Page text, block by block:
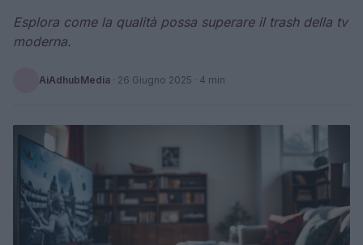
Esplora come la qualità possa superare il trash della tv
moderna.
AiAdhubMedia · 26 Giugno 2025 · 4 min